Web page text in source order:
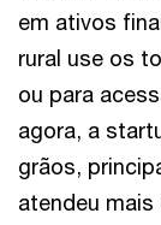
em ativos
rural use os
ou para
agora, a
grãos,
atendeu mais